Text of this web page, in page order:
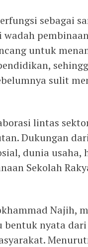
sebagai
untuk
sulit
lintas
Dukungan
dunia usaha,
Sekolah
Najih,
bentuk nyata dari